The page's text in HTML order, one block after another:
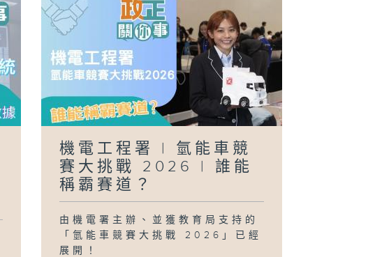
「日行萬步」挑戰
員講話摘要 #39
(陳茂波、丘應
樺、謝詠誼)
機電工程署 | 氫能車競
賽大挑戰 2026 | 誰能
稱霸賽道？
由機電署主辦、並獲教育局支持的
「氫能車競賽大挑戰 2026」已經
展開！